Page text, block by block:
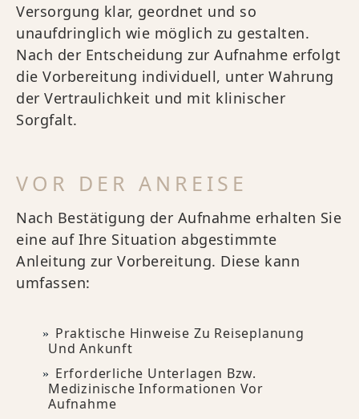
Versorgung klar, geordnet und so
unaufdringlich wie möglich zu gestalten.
Nach der Entscheidung zur Aufnahme erfolgt
die Vorbereitung individuell, unter Wahrung
der Vertraulichkeit und mit klinischer
Sorgfalt.
VOR DER ANREISE
Nach Bestätigung der Aufnahme erhalten Sie
eine auf Ihre Situation abgestimmte
Anleitung zur Vorbereitung. Diese kann
umfassen:
Praktische Hinweise Zu Reiseplanung
Und Ankunft
Erforderliche Unterlagen Bzw.
Medizinische Informationen Vor
Aufnahme